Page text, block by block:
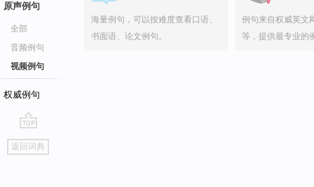
原声例句
全部
音频例句
视频例句
权威例句
go
top
返回词典
海量例句，可以按难度查看口语、
书面语、论文例句。
例句来自权威英文
等，提供最专业的